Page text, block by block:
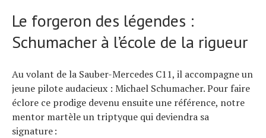
Le forgeron des légendes :
Schumacher à l’école de la rigueur
Au volant de la Sauber-Mercedes C11, il accompagne un
jeune pilote audacieux : Michael Schumacher. Pour faire
éclore ce prodige devenu ensuite une référence, notre
mentor martèle un triptyque qui deviendra sa
signature :